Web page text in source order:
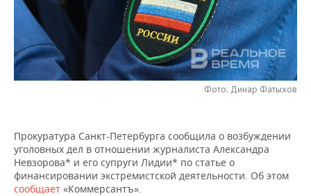
НЕФТЕХИМИЯ
НЕФТЬ
ОПК
РОЗНИЧНАЯ ТОРГОВЛЯ
ТРАНСПОРТ
НОВОСТИ ТЕХНОЛОГИЙ
IT
МЕРОПРИЯТИЯ
НОВОСТИ МЕРОПРИЯТИЙ
ONLINE-КОНФЕРЕНЦИИ
ОТКРЫТАЯ ЛЕКЦИЯ
СПОРТ
ХОККЕЙ
БАСКЕТБОЛ
ВЛАСТЬ
ИНФРАСТРУКТУРА
СЮЖЕТЫ
СПРАВОЧНИК
Фото: Динар Фатыхов
Прокуратура Санкт-Петербурга сообщила о возбуждении
уголовных дел в отношении журналиста Александра
Невзорова* и его супруги Лидии* по статье о
финансировании экстремистской деятельности. Об этом
сообщает «Коммерсантъ».